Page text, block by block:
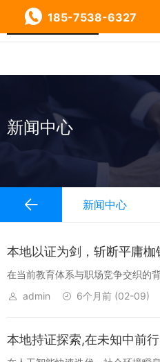
新闻中心
新闻中心
在当前教育体系与职场竞争交织的
以摆脱的标签。学历门槛、证书焦
admin 6个月前 (02-09)
185-7538-6327